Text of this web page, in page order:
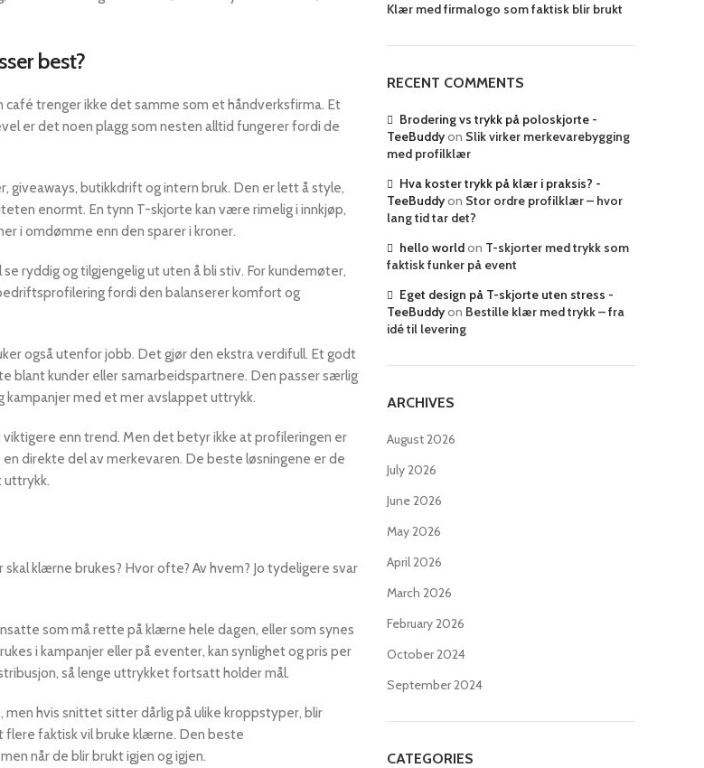
best?
trenger ikke det samme som et håndverksfirma. Et
er det noen plagg som nesten alltid fungerer fordi de
butikkdrift og intern bruk. Den er lett å style,
enormt. En tynn T-skjorte kan være rimelig i innkjøp,
i omdømme enn den sparer i kroner.
ryddig og tilgjengelig ut uten å bli stiv. For kundemøter,
fordi den balanserer komfort og
også utenfor jobb. Det gjør den ekstra verdifull. Et godt
blant kunder eller samarbeidspartnere. Den passer særlig
med et mer avslappet uttrykk.
enn trend. Men det betyr ikke at profileringen er
direkte del av merkevaren. De beste løsningene er de
uttrykk.
klærne brukes? Hvor ofte? Av hvem? Jo tydeligere svar
som må rette på klærne hele dagen, eller som synes
i kampanjer eller på eventer, kan synlighet og pris per
så lenge uttrykket fortsatt holder mål.
hvis snittet sitter dårlig på ulike kroppstyper, blir
faktisk vil bruke klærne. Den beste
når de blir brukt igjen og igjen.
Klær med firmalogo som faktisk blir brukt
RECENT COMMENTS
Brodering vs trykk på poloskjorte -
TeeBuddyon Slik virker merkevarebygging
med profilklær
Hva koster trykk på klær i praksis? -
TeeBuddyon Stor ordre profilklær – hvor
lang tid tar det?
hello worldon T-skjorter med trykk som
faktisk funker på event
Eget design på T-skjorte uten stress -
TeeBuddyon Bestille klær med trykk – fra
idé til levering
ARCHIVES
August 2026
July 2026
June 2026
May 2026
April 2026
March 2026
February 2026
October 2024
September 2024
CATEGORIES